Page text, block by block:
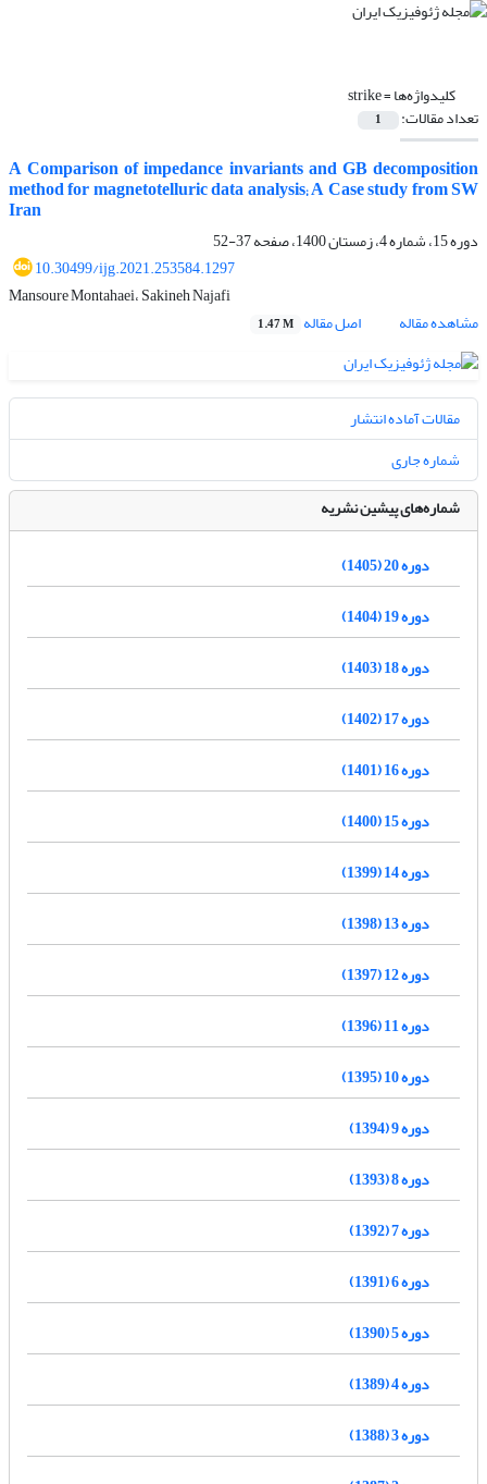
کلیدواژه‌ها =strike
تعداد مقالات: 1
A Comparison of impedance invariants and GB decomposition
method for magnetotelluric data analysis; A Case study from SW
Iran
دوره 15، شماره 4، زمستان 1400، صفحه
37-52
10.30499/ijg.2021.253584.1297
Mansoure Montahaei، Sakineh Najafi
مشاهده مقاله
اصل مقاله 1.47 M
مقالات آماده انتشار
شماره جاری
شماره‌های پیشین نشریه
دوره 20 (1405)
دوره 19 (1404)
دوره 18 (1403)
دوره 17 (1402)
دوره 16 (1401)
دوره 15 (1400)
دوره 14 (1399)
دوره 13 (1398)
دوره 12 (1397)
دوره 11 (1396)
دوره 10 (1395)
دوره 9 (1394)
دوره 8 (1393)
دوره 7 (1392)
دوره 6 (1391)
دوره 5 (1390)
دوره 4 (1389)
دوره 3 (1388)